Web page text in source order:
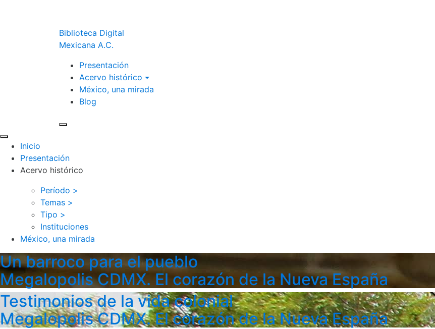
Biblioteca Digital
Mexicana A.C.
Presentación
Acervo histórico
México, una mirada
Blog
Inicio
Presentación
Acervo histórico
Período >
Temas >
Tipo >
Instituciones
México, una mirada
Un barroco para el pueblo
Megalopolis CDMX. El corazón de la Nueva España
Testimonios de la vida colonial
Megalopolis CDMX. El corazón de la Nueva España